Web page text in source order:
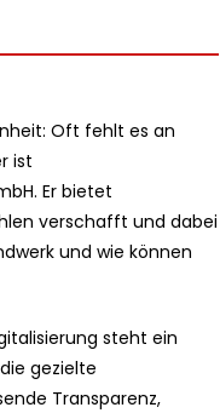
Oft fehlt es an
ist
Er bietet
verschafft und dabei
und wie können
steht ein
gezielte
Transparenz,